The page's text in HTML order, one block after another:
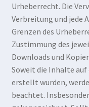
Urheberrecht. Die
Verbreitung und jede
Grenzen des
Zustimmung des
Downloads und
Soweit die Inhalte
erstellt wurden,
beachtet.